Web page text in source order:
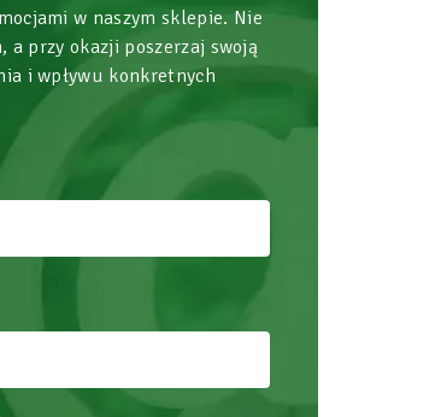
w naszym sklepie. Nie
a przy okazji poszerzaj swoją
i wpływu konkretnych